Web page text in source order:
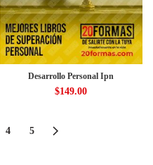
Desarrollo Personal Ipn
$149.00
4 5